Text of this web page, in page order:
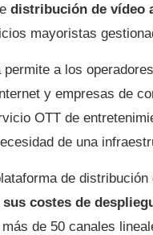
distribución de vídeo
mayoristas
permite a los
y empresas de
OTT de
de una
de
sus costes de
de 50 canales